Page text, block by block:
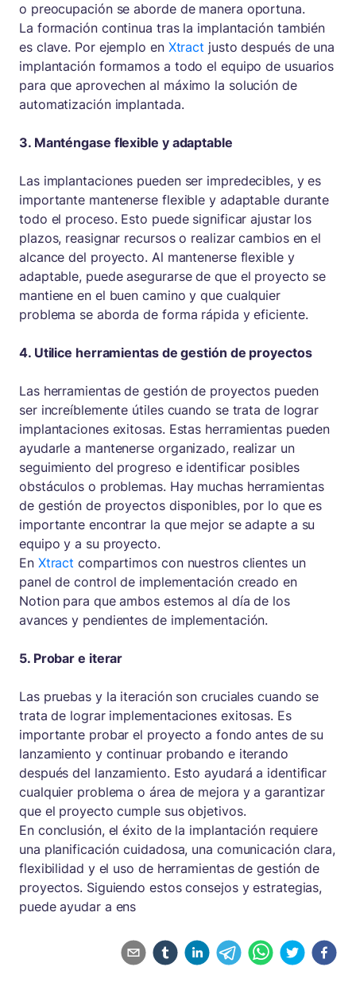
o preocupación se aborde de manera oportuna.
La formación continua tras la implantación también
es clave. Por ejemplo en Xtract justo después de una
implantación formamos a todo el equipo de usuarios
para que aprovechen al máximo la solución de
automatización implantada.
3. Manténgase flexible y adaptable
Las implantaciones pueden ser impredecibles, y es
importante mantenerse flexible y adaptable durante
todo el proceso. Esto puede significar ajustar los
plazos, reasignar recursos o realizar cambios en el
alcance del proyecto. Al mantenerse flexible y
adaptable, puede asegurarse de que el proyecto se
mantiene en el buen camino y que cualquier
problema se aborda de forma rápida y eficiente.
4. Utilice herramientas de gestión de proyectos
Las herramientas de gestión de proyectos pueden
ser increíblemente útiles cuando se trata de lograr
implantaciones exitosas. Estas herramientas pueden
ayudarle a mantenerse organizado, realizar un
seguimiento del progreso e identificar posibles
obstáculos o problemas. Hay muchas herramientas
de gestión de proyectos disponibles, por lo que es
importante encontrar la que mejor se adapte a su
equipo y a su proyecto.
En Xtract compartimos con nuestros clientes un
panel de control de implementación creado en
Notion para que ambos estemos al día de los
avances y pendientes de implementación.
5. Probar e iterar
Las pruebas y la iteración son cruciales cuando se
trata de lograr implementaciones exitosas. Es
importante probar el proyecto a fondo antes de su
lanzamiento y continuar probando e iterando
después del lanzamiento. Esto ayudará a identificar
cualquier problema o área de mejora y a garantizar
que el proyecto cumple sus objetivos.
En conclusión, el éxito de la implantación requiere
una planificación cuidadosa, una comunicación clara,
flexibilidad y el uso de herramientas de gestión de
proyectos. Siguiendo estos consejos y estrategias,
puede ayudar a ens